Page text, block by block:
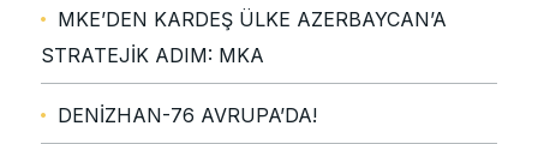
MKE’DEN KARDEŞ ÜLKE AZERBAYCAN’A
STRATEJİK ADIM: MKA
DENİZHAN-76 AVRUPA’DA!